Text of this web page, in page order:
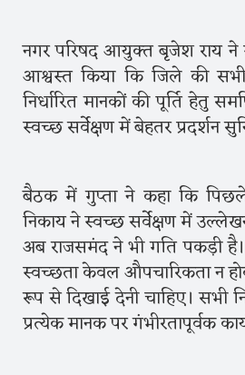
नगर परिषद आयुक्त बृजेश राय ने
आश्वस्त किया कि जिले की
निर्धारित मानकों की पूर्ति हेतु
स्वच्छ सर्वेक्षण में बेहतर प्रदर्शन
बैठक में गुप्ता ने कहा कि पिछले
निकाय ने स्वच्छ सर्वेक्षण में
अब राजसमंद ने भी गति पकड़ी है।
स्वच्छता केवल औपचारिकता न
रूप से दिखाई देनी चाहिए। सभी
प्रत्येक मानक पर गंभीरतापूर्वक